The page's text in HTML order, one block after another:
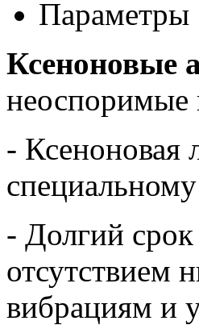
Параметры
Ксеноновые
неоспоримые
- Ксеноновая
- Долгий
отсутствием
вибрациям и